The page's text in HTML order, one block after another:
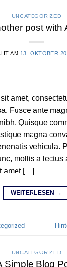
UNCATEGORIZED
post with
AM 13. OKTOBER
amet,
Fusce ante
Quisque
magna
vehicula.
mollis a lectus
amet […]
WEITERLESEN →
UNCATEGORIZED
Simple Blog